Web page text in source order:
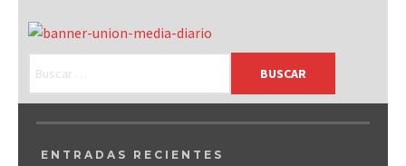
ENTRADAS RECIENTES